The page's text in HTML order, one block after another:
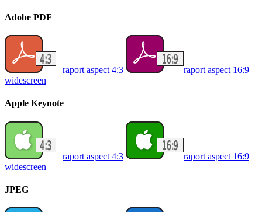
Adobe PDF
raport aspect 4:3
raport aspect 16:9
widescreen
Apple Keynote
raport aspect 4:3
raport aspect 16:9
widescreen
JPEG